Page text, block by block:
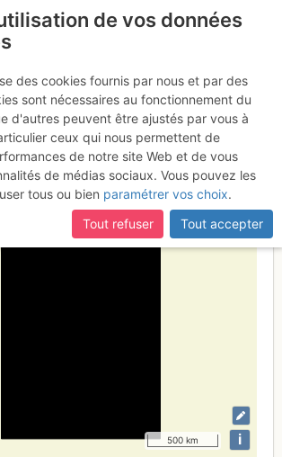
Meridional
limite administrative
500 km i
de vos données
des cookies fournis par nous et par des
sont nécessaires au fonctionnement du
d'autres peuvent être ajustés par vous à
ceux qui nous permettent de
de notre site Web et de vous
de médias sociaux. Vous pouvez les
tous ou bien paramétrer vos choix.
Tout refuser
Tout accepter